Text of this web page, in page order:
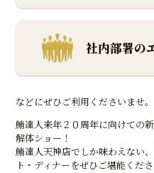
社内部署の
などにぜひご利用くださいませ。
鮪達人来年２０周年に向けての
解体ショー！
鮪達人天神店でしか味わえない
ト・ディナーをぜひご堪能くださ